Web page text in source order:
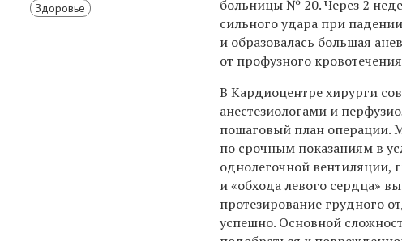
Здоровье
больницы № 20. Через 2
сильного удара при
и образовалась большая
от профузного
В Кардиоцентре хирурги
анестезиологами и
пошаговый план операции.
по срочным показаниям в
однолегочной вентиляции,
и «обхода левого сердца»
протезирование грудного
успешно. Основной